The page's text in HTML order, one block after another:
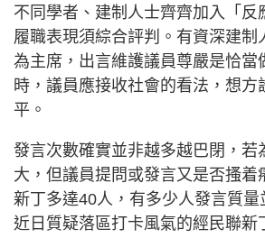
不同學者、建制人士齊齊加入「反
履職表現須綜合評判。有資深建制
為主席，出言維護議員尊嚴是恰當
時，議員應接收社會的看法，想方
平。
發言次數確實並非越多越巴閉，若
大，但議員提問或發言又是否搔着
新丁多達40人，有多少人發言質量
近日質疑落區打卡風氣的經民聯新